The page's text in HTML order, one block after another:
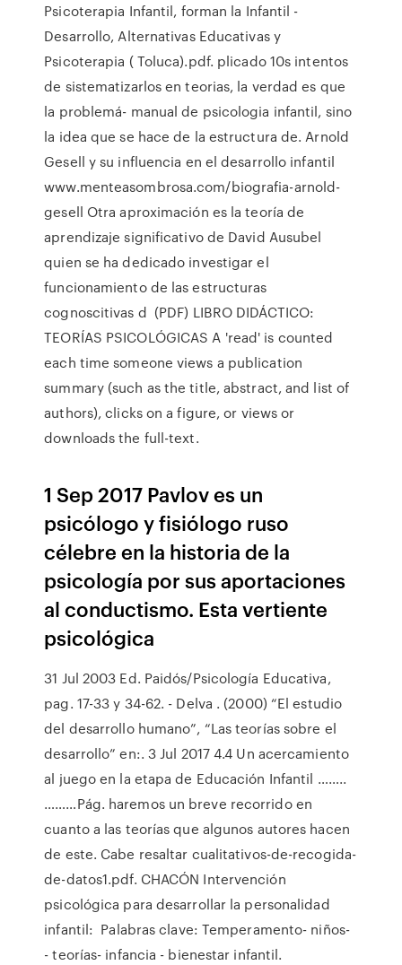
Psicoterapia Infantil, forman la Infantil -
Desarrollo, Alternativas Educativas y
Psicoterapia ( Toluca).pdf. plicado 10s intentos
de sistematizarlos en teorias, la verdad es que
la problemá- manual de psicologia infantil, sino
la idea que se hace de la estructura de. Arnold
Gesell y su influencia en el desarrollo infantil
www.menteasombrosa.com/biografia-arnold-
gesell Otra aproximación es la teoría de
aprendizaje significativo de David Ausubel
quien se ha dedicado investigar el
funcionamiento de las estructuras
cognoscitivas d (PDF) LIBRO DIDÁCTICO:
TEORÍAS PSICOLÓGICAS A 'read' is counted
each time someone views a publication
summary (such as the title, abstract, and list of
authors), clicks on a figure, or views or
downloads the full-text.
1 Sep 2017 Pavlov es un
psicólogo y fisiólogo ruso
célebre en la historia de la
psicología por sus aportaciones
al conductismo. Esta vertiente
psicológica
31 Jul 2003 Ed. Paidós/Psicología Educativa,
pag. 17-33 y 34-62. - Delva . (2000) “El estudio
del desarrollo humano”, “Las teorías sobre el
desarrollo” en:. 3 Jul 2017 4.4 Un acercamiento
al juego en la etapa de Educación Infantil ……..
………Pág. haremos un breve recorrido en
cuanto a las teorías que algunos autores hacen
de este. Cabe resaltar cualitativos-de-recogida-
de-datos1.pdf. CHACÓN Intervención
psicológica para desarrollar la personalidad
infantil: Palabras clave: Temperamento- niños-
- teorías- infancia - bienestar infantil.